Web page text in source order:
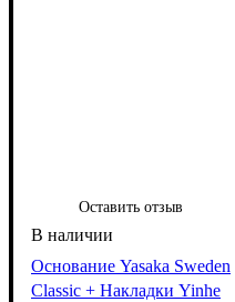
Оставить отзыв
Основание Yasaka Sweden
Classic + Накладки Yinhe